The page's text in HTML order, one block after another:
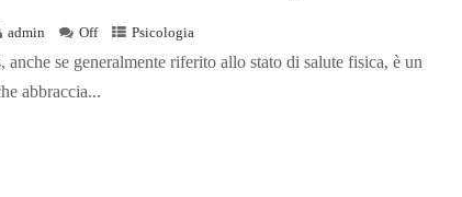
admin Off Psicologia
anche se generalmente riferito allo stato di salute fisica, è un
abbraccia...